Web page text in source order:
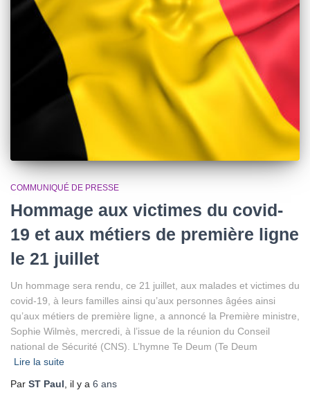
COMMUNIQUÉ DE PRESSE
Hommage aux victimes du covid-
19 et aux métiers de première ligne
le 21 juillet
Un hommage sera rendu, ce 21 juillet, aux malades et victimes du
covid-19, à leurs familles ainsi qu’aux personnes âgées ainsi
qu’aux métiers de première ligne, a annoncé la Première ministre,
Sophie Wilmès, mercredi, à l’issue de la réunion du Conseil
national de Sécurité (CNS). L’hymne Te Deum (Te Deum
Lire la suite
Par ST Paul , il y a 6 ans